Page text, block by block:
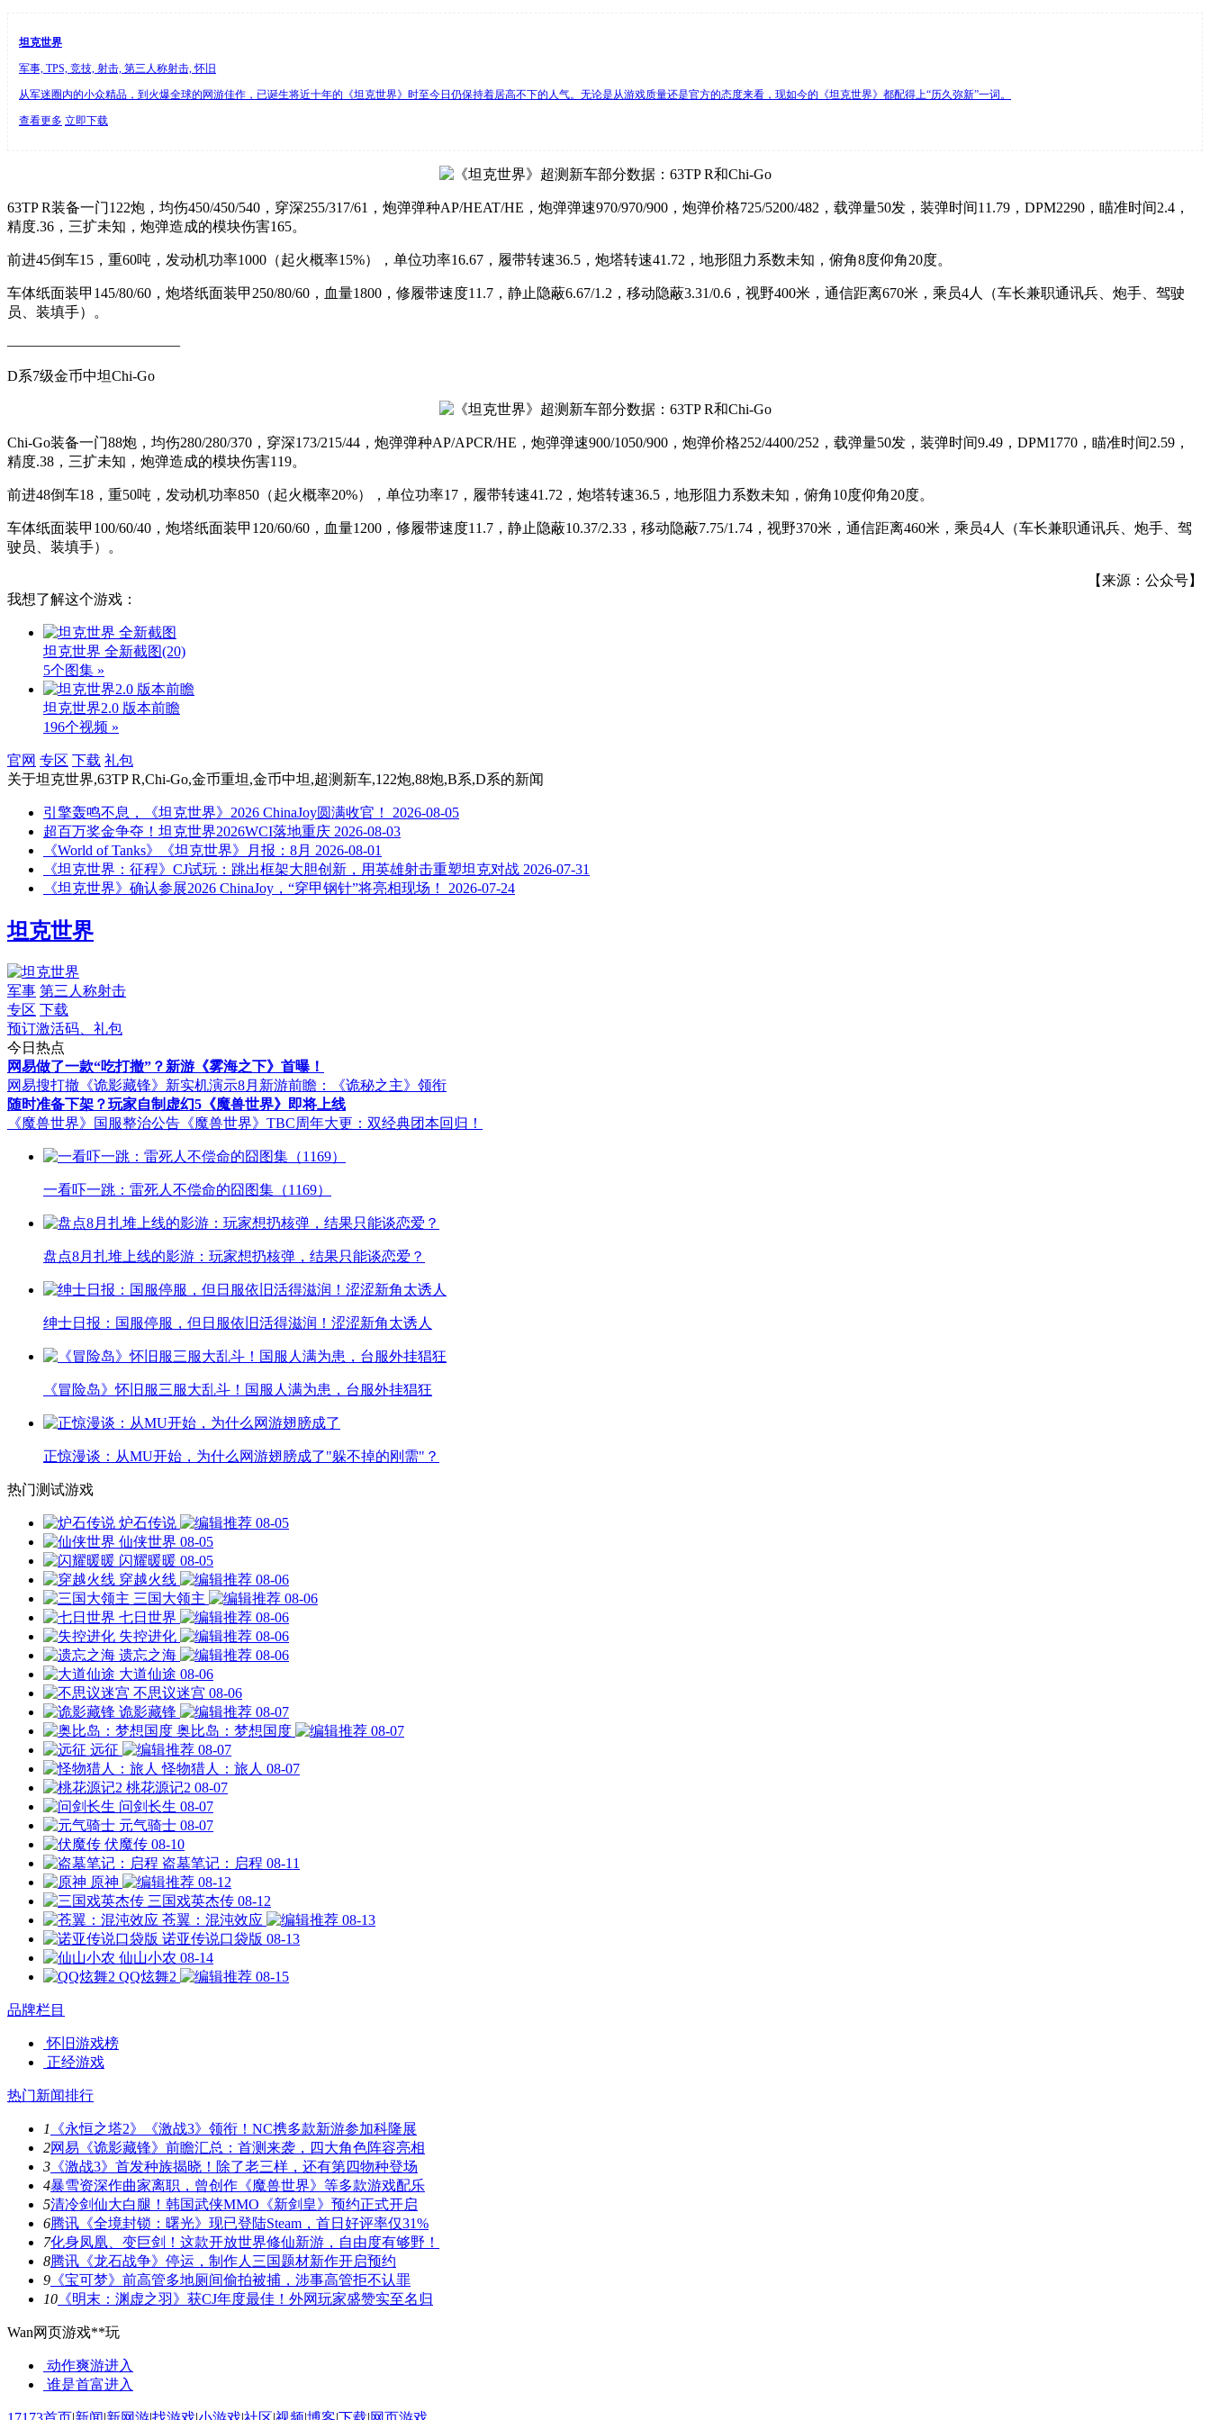
坦克世界
军事, TPS, 竞技, 射击, 第三人称射击, 怀旧
从军迷圈内的小众精品，到火爆全球的网游佳作，已诞生将近十年的《坦克世界》时至今日仍保持着居高不下的人气。无论是从游戏质量还是官方的态度来看，现如今的《坦克世界》都配得上“历久弥新”一词。
查看更多 立即下载
63TP R装备一门122炮，均伤450/450/540，穿深255/317/61，炮弹弹种AP/HEAT/HE，炮弹弹速970/970/900，炮弹价格725/5200/482，载弹量50发，装弹时间11.79，DPM2290，瞄准时间2.4，
精度.36，三扩未知，炮弹造成的模块伤害165。
前进45倒车15，重60吨，发动机功率1000（起火概率15%），单位功率16.67，履带转速36.5，炮塔转速41.72，地形阻力系数未知，俯角8度仰角20度。
车体纸面装甲145/80/60，炮塔纸面装甲250/80/60，血量1800，修履带速度11.7，静止隐蔽6.67/1.2，移动隐蔽3.31/0.6，视野400米，通信距离670米，乘员4人（车长兼职通讯兵、炮手、驾驶
员、装填手）。
————————————
D系7级金币中坦Chi-Go
Chi-Go装备一门88炮，均伤280/280/370，穿深173/215/44，炮弹弹种AP/APCR/HE，炮弹弹速900/1050/900，炮弹价格252/4400/252，载弹量50发，装弹时间9.49，DPM1770，瞄准时间2.59，
精度.38，三扩未知，炮弹造成的模块伤害119。
前进48倒车18，重50吨，发动机功率850（起火概率20%），单位功率17，履带转速41.72，炮塔转速36.5，地形阻力系数未知，俯角10度仰角20度。
车体纸面装甲100/60/40，炮塔纸面装甲120/60/60，血量1200，修履带速度11.7，静止隐蔽10.37/2.33，移动隐蔽7.75/1.74，视野370米，通信距离460米，乘员4人（车长兼职通讯兵、炮手、驾
驶员、装填手）。
【来源：公众号】
我想了解这个游戏：
坦克世界 全新截图(20)
5个图集 »
坦克世界2.0 版本前瞻
196个视频 »
官网 专区 下载 礼包
关于坦克世界,63TP R,Chi-Go,金币重坦,金币中坦,超测新车,122炮,88炮,B系,D系的新闻
引擎轰鸣不息，《坦克世界》2026 ChinaJoy圆满收官！
2026-08-05
超百万奖金争夺！坦克世界2026WCI落地重庆 2026-08-03
《World of Tanks》《坦克世界》月报：8月 2026-08-01
《坦克世界：征程》CJ试玩：跳出框架大胆创新，用英雄射击重塑坦克对战 2026-07-31
《坦克世界》确认参展2026 ChinaJoy，“穿甲钢针”将亮相现场！
2026-07-24
坦克世界
军事 第三人称射击
专区 下载
预订激活码、礼包
今日热点
网易做了一款“吃打撤”？新游《雾海之下》首曝！
网易搜打撤《诡影藏锋》新实机演示8月新游前瞻：《诡秘之主》领衔
随时准备下架？玩家自制虚幻5《魔兽世界》即将上线
《魔兽世界》国服整治公告 《魔兽世界》TBC周年大更：双经典团本回归！
一看吓一跳：雷死人不偿命的囧图集（1169）
盘点8月扎堆上线的影游：玩家想扔核弹，结果只能谈恋爱？
绅士日报：国服停服，但日服依旧活得滋润！涩涩新角太诱人
《冒险岛》怀旧服三服大乱斗！国服人满为患，台服外挂猖狂
正惊漫谈：从MU开始，为什么网游翅膀成了"躲不掉的刚需"？
热门测试游戏
炉石传说
08-05
仙侠世界 08-05
闪耀暖暖 08-05
穿越火线
08-06
三国大领主
08-06
七日世界
08-06
失控进化
08-06
遗忘之海
08-06
大道仙途 08-06
不思议迷宫 08-06
诡影藏锋
08-07
奥比岛：梦想国度
08-07
远征
08-07
怪物猎人：旅人 08-07
桃花源记2 08-07
问剑长生 08-07
元气骑士 08-07
伏魔传 08-10
盗墓笔记：启程 08-11
原神
08-12
三国戏英杰传 08-12
苍翼：混沌效应
08-13
诺亚传说口袋版 08-13
仙山小农 08-14
QQ炫舞2
08-15
品牌栏目
怀旧游戏榜
正经游戏
热门新闻排行
1
《永恒之塔2》《激战3》领衔！NC携多款新游参加科隆展
2网易《诡影藏锋》前瞻汇总：首测来袭，四大角色阵容亮相
3 《激战3》首发种族揭晓！除了老三样，还有第四物种登场
4暴雪资深作曲家离职，曾创作《魔兽世界》等多款游戏配乐
5清冷剑仙大白腿！韩国武侠MMO《新剑皇》预约正式开启
6腾讯《全境封锁：曙光》现已登陆Steam，首日好评率仅31%
7化身凤凰、变巨剑！这款开放世界修仙新游，自由度有够野！
8腾讯《龙石战争》停运，制作人三国题材新作开启预约
9 《宝可梦》前高管多地厕间偷拍被捕，涉事高管拒不认罪
10 《明末：渊虚之羽》获CJ年度最佳！外网玩家盛赞实至名归
Wan网页游戏**玩
动作爽游进入
谁是首富进入